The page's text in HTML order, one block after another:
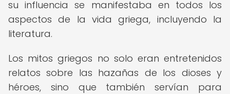
su influencia se manifestaba en todos los
aspectos de la vida griega, incluyendo la
literatura.
Los mitos griegos no solo eran entretenidos
relatos sobre las hazañas de los dioses y
héroes, sino que también servían para